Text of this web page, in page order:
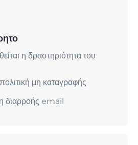
η δραστηριότητα του
μη καταγραφής
διαρροής email